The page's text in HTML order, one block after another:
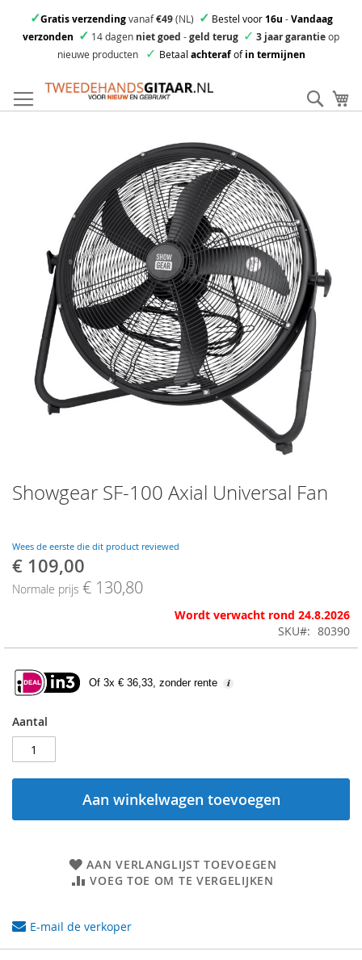
✓Gratis verzendingvanaf€49(NL) ✓ Bestel voor16u -Vandaag
verzonden ✓ 14 dagen niet goed -geld terug ✓ 3 jaar garantieop
nieuwe producten
✓ Betaal achterafofin termijnen
direct
door
Showgear SF-100 Axial Universal Fan
Wees de eerste die dit product reviewed
Speciale
€ 109,00
Normale prijs € 130,80
Wordt verwacht rond 24.8.2026
SKU
80390
Of 3x € 36,33, zonder rente
Aantal
Aan winkelwagen toevoegen
AAN VERLANGLIJST TOEVOEGEN
VOEG TOE OM TE VERGELIJKEN
E-mail de verkoper
gallery
to
the
the
images
gallery